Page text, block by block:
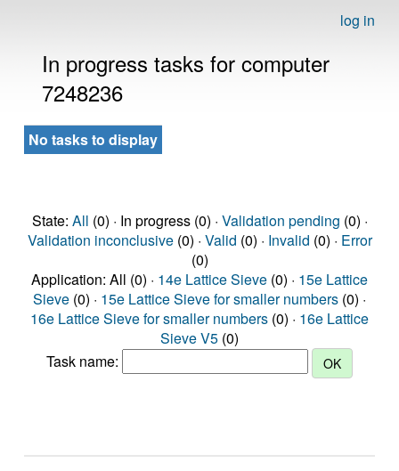
log in
In progress tasks for computer
7248236
No tasks to display
State: All (0) · In progress (0) · Validation pending (0) ·
Validation inconclusive(0) · Valid (0) · Invalid (0) · Error
(0)
Application: All (0) · 14e Lattice Sieve (0) · 15e Lattice
Sieve (0) · 15e Lattice Sieve for smaller numbers (0) ·
16e Lattice Sieve for smaller numbers (0) · 16e Lattice
Sieve V5 (0)
Task name: